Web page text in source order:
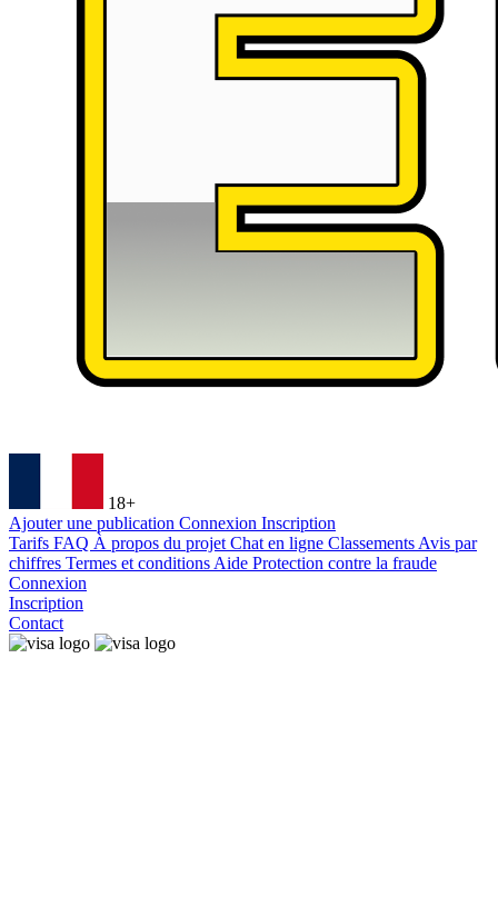
18+
Ajouter une publication Connexion Inscription
Tarifs FAQ À propos du projet Chat en ligne Classements Avis par
chiffres Termes et conditions Aide Protection contre la fraude
Connexion
Inscription
Contact